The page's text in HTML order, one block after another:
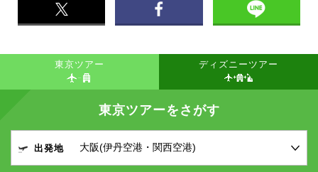
東京ツアー ディズニーツアー
東京ツアーをさがす
出発地